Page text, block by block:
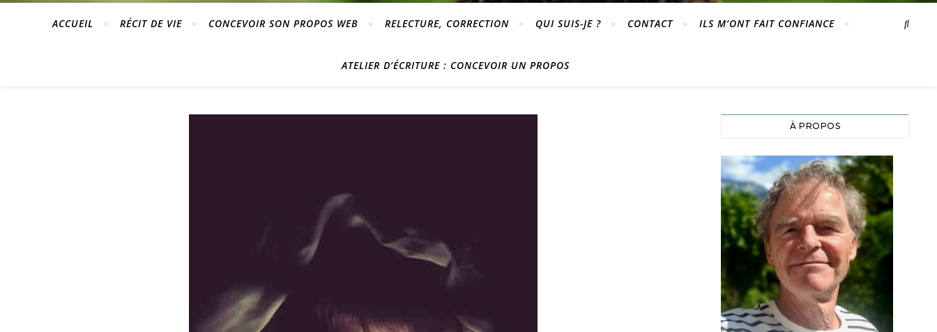
ACCUEIL RÉCIT DE VIE CONCEVOIR SON PROPOS WEB RELECTURE, CORRECTION QUI SUIS-JE ? CONTACT ILS M’ONT FAIT CONFIANCE
ATELIER D’ÉCRITURE : CONCEVOIR UN PROPOS
À PROPOS